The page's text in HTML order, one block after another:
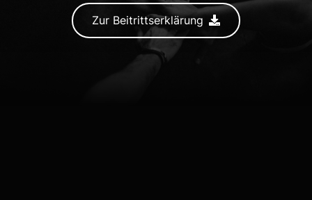
Zur Beitrittserklärung